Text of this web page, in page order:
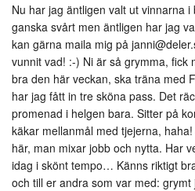
Nu har jag äntligen valt ut vinnarna
ganska svårt men äntligen har jag
kan gärna maila mig på
vunnit vad! :-) Ni är så grymma, fick
bra den här veckan, ska träna med
har jag fått in tre sköna pass. Det
promenad i helgen bara. Sitter på
käkar mellanmål med tjejerna,
här, man mixar jobb och nytta. Har
idag i skönt tempo… Känns riktigt
och till er andra som var med: grymt